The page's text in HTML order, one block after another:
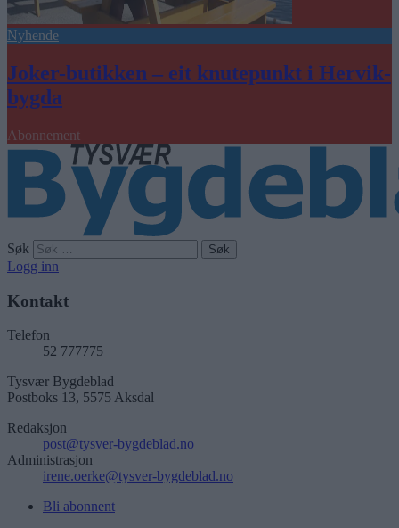
Nyhende
Joker-butikken – eit knutepunkt i Hervik-
bygda
Abonnement
Søk
Logg inn
Kontakt
Telefon
52 777775
Tysvær Bygdeblad
Postboks 13, 5575 Aksdal
Redaksjon
post@tysver-bygdeblad.no
Administrasjon
irene.oerke@tysver-bygdeblad.no
Bli abonnent